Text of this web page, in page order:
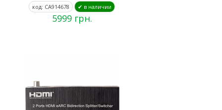
код: CA914678 ✔ в наличии
5999 грн.